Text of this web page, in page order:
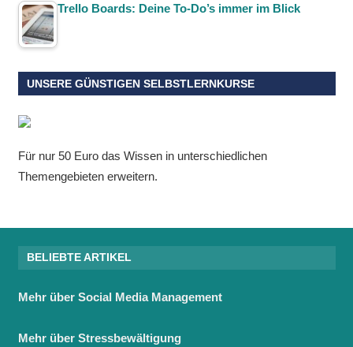
Trello Boards: Deine To-Do’s immer im Blick
UNSERE GÜNSTIGEN SELBSTLERNKURSE
Für nur 50 Euro das Wissen in unterschiedlichen
Themengebieten erweitern.
BELIEBTE ARTIKEL
Mehr über Social Media Management
Mehr über Stressbewältigung